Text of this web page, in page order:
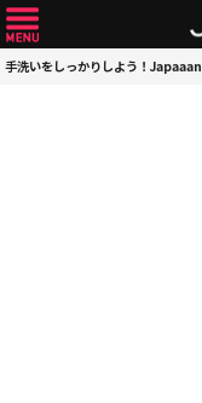
手洗いをしっかりしよう！Japaaan